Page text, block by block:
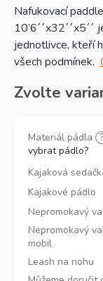
Zvolte
Materiál pádla ?
vybrat pádlo?
Kajaková
Kajakové pádlo
Nepromokavý
Nepromokavý
mobil
Leash na nohu
Nafukovací
10’
jednotlivce, kteří
všech podmínek.